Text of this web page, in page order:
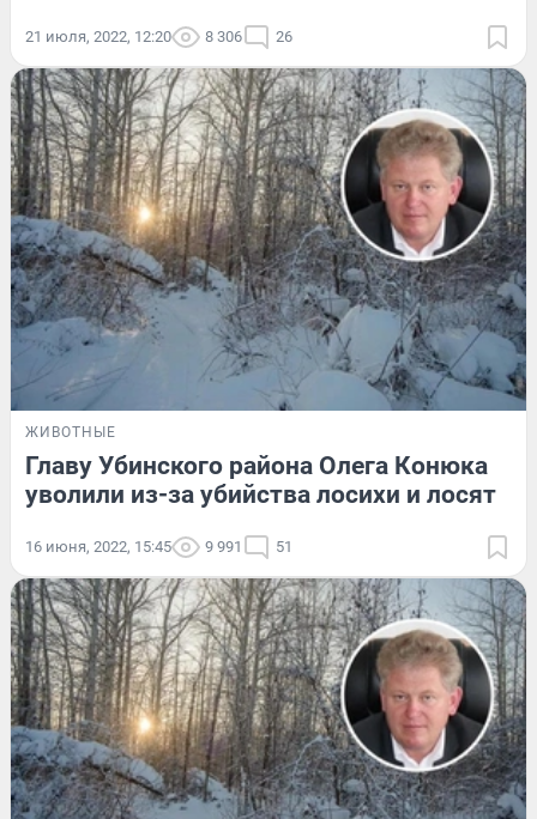
21 июля, 2022, 12:20 8 306 26
ЖИВОТНЫЕ
Главу Убинского района Олега Конюка
уволили из-за убийства лосихи и лосят
16 июня, 2022, 15:45 9 991 51